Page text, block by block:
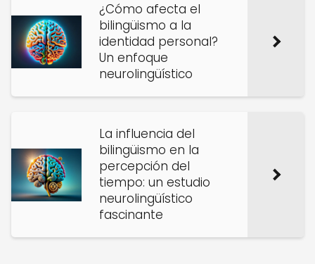
¿Cómo afecta el
bilingüismo a la
identidad personal?
Un enfoque
neurolingüístico
La influencia del
bilingüismo en la
percepción del
tiempo: un estudio
neurolingüístico
fascinante